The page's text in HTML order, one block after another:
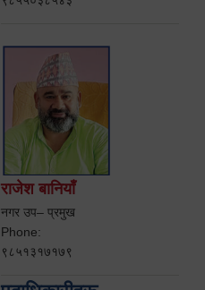
राजेश बानियाँ
नगर उप– प्रमुख
Phone:
९८५१३१७१७९